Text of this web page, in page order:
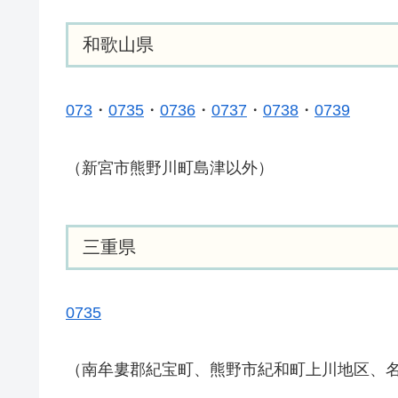
和歌山県
073 ・ 0735 ・ 0736 ・ 0737 ・ 0738 ・ 0739
（新宮市熊野川町島津以外）
三重県
0735
（南牟婁郡紀宝町、熊野市紀和町上川地区、